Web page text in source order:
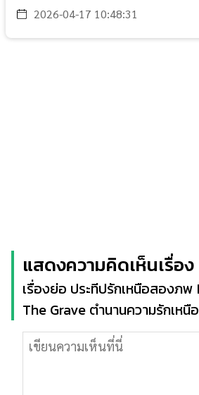
2026-04-17 10:48:31
แสดงความคิดเห็นเรื่อง
เรื่องย่อ ประทีปรักเหนือสองภ
The Grave ตำนานความรักเห